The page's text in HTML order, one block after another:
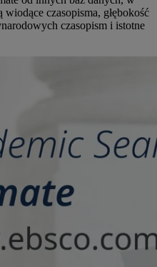
czasopisma, głębokość
czasopism i istotne